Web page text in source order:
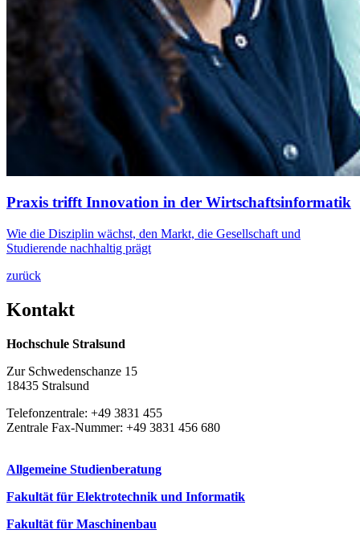
Praxis trifft In­no­va­tion in der Wirtschaftsin­for­matik
Wie die Disziplin wächst, den Markt, die Gesellschaft und
Studierende nachhaltig prägt
zurück
Kon­takt
Hochschule Stralsund
Zur Schwedenschanze 15
18435 Stralsund
Telefonzentrale: +49 3831 455
Zentrale Fax-Nummer: +49 3831 456 680
Allgemeine Studienberatung
Fakultät für Elektrotechnik und Informatik
Fakultät für Maschinenbau